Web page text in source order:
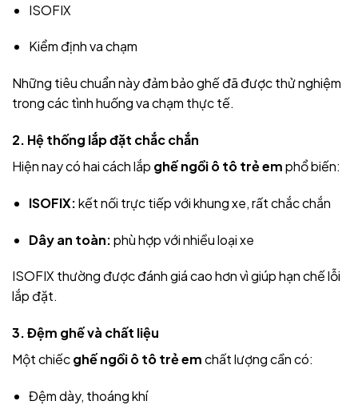
ISOFIX
Kiểm định va chạm
Những tiêu chuẩn này đảm bảo ghế đã được thử nghiệm
trong các tình huống va chạm thực tế.
2. Hệ thống lắp đặt chắc chắn
Hiện nay có hai cách lắp ghế ngồi ô tô trẻ emphổ biến:
ISOFIX:kết nối trực tiếp với khung xe, rất chắc chắn
Dây an toàn:phù hợp với nhiều loại xe
ISOFIX thường được đánh giá cao hơn vì giúp hạn chế lỗi
lắp đặt.
3. Đệm ghế và chất liệu
Một chiếcghế ngồi ô tô trẻ emchất lượng cần có:
Đệm dày, thoáng khí